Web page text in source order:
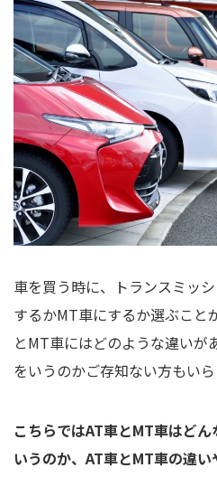
車を買う時に、トランスミッ
するかMT車にするか選ぶこと
とMT車にはどのような違いが
をいうのかご存知ない方もいら
こちらではAT車とMT車はど
いうのか、AT車とMT車の違